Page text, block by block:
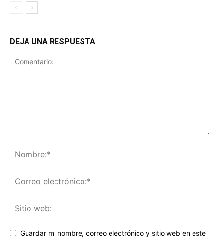
DEJA UNA RESPUESTA
Guardar mi nombre, correo electrónico y sitio web en este